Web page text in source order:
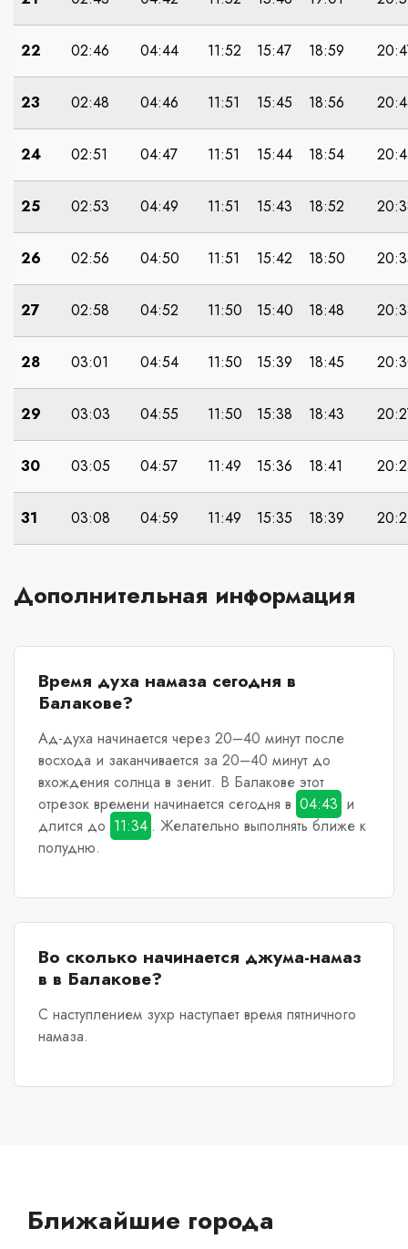
22 02:46 04:44 11:52 15:47 18:59
23 02:48 04:46 11:51 15:45 18:56
24 02:51 04:47 11:51 15:44 18:54
25 02:53 04:49 11:51 15:43 18:52
26 02:56 04:50 11:51 15:42 18:50
27 02:58 04:52 11:50 15:40 18:48
28 03:01 04:54 11:50 15:39 18:45
29 03:03 04:55 11:50 15:38 18:43
30 03:05 04:57 11:49 15:36 18:41
31 03:08 04:59 11:49 15:35 18:39
Дополнительная информация
Время духа намаза сегодня в
Балакове?
Ад-духа начинается через 20–40 минут после
восхода и заканчивается за 20–40 минут до
вхождения солнца в зенит. В Балаковеэтот
отрезок времени начинается сегодня в 04:43 и
длится до 11:34 . Желательно выполнять ближе к
полудню.
Во сколько начинается джума-намаз
в в Балакове?
С наступлением зухр наступает время пятничного
намаза.
Ближайшие города